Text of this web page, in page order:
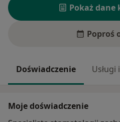
Pokaż
Poproś
Doświadczenie Usługi
Moje doświadczenie